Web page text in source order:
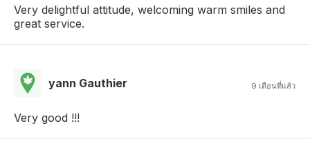
Very delightful attitude, welcoming warm smiles and
great service.
yann Gauthier 9 เดือนที่แล้ว
Very good !!!